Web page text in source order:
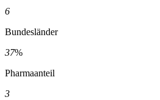
6
Bundesländer
37%
Pharmaanteil
3